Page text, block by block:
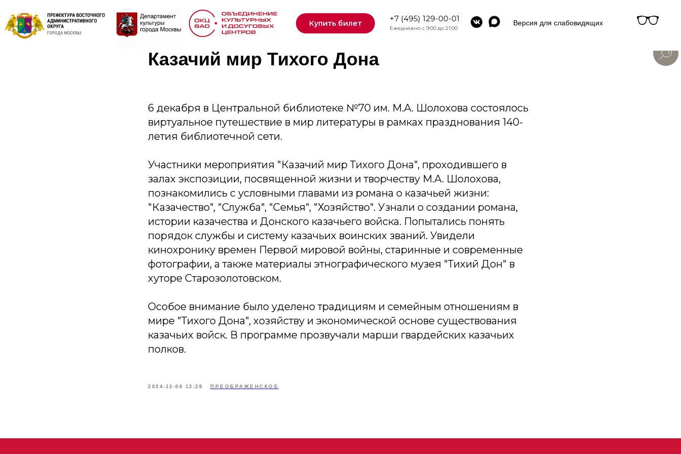
Версия для слабовидящих
Купить билет +7 (495) 129-00-01
Ежедневно с 9:00 до 21:00
Казачий мир Тихого Дона
6 декабря в Центральной библиотеке №70 им. М.А. Шолохова состоялось
виртуальное путешествие в мир литературы в рамках празднования 140-
летия библиотечной сети.
Участники мероприятия "Казачий мир Тихого Дона", проходившего в
залах экспозиции, посвященной жизни и творчеству М.А. Шолохова,
познакомились с условными главами из романа о казачьей жизни:
"Казачество", "Служба", "Семья", "Хозяйство". Узнали о создании романа,
истории казачества и Донского казачьего войска. Попытались понять
порядок службы и систему казачьих воинских званий. Увидели
кинохронику времен Первой мировой войны, старинные и современные
фотографии, а также материалы этнографического музея "Тихий Дон" в
хуторе Старозолотовском.
Особое внимание было уделено традициям и семейным отношениям в
мире "Тихого Дона", хозяйству и экономической основе существования
казачьих войск. В программе прозвучали марши гвардейских казачьих
полков.
2024-12-06 12:28 ПРЕОБРАЖЕНСКОЕ